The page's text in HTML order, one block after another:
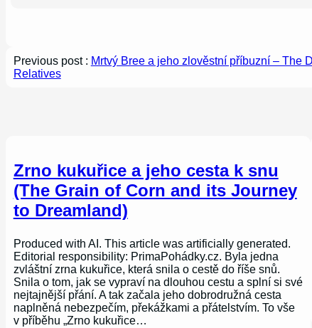
Previous post : Mrtvý Bree a jeho zlověstní příbuzní – The
Relatives
Zrno kukuřice a jeho cesta k snu
(The Grain of Corn and its Journey
to Dreamland)
Produced with AI. This article was artificially generated.
Editorial responsibility: PrimaPohádky.cz. Byla jedna
zvláštní zrna kukuřice, která snila o cestě do říše snů.
Snila o tom, jak se vypraví na dlouhou cestu a splní si své
nejtajnější přání. A tak začala jeho dobrodružná cesta
naplněná nebezpečím, překážkami a přátelstvím. To vše
v příběhu „Zrno kukuřice…